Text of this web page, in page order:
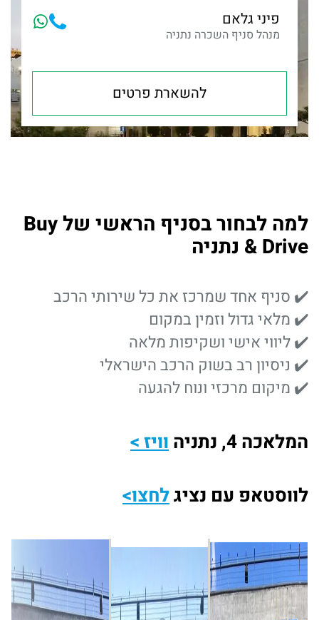
פיני גלאם
מנהל סניף השכרה נתניה
להשארת פרטים
למה לבחור בסניף הראשי של Buy
& Drive נתניה
✔️ סניף אחד שמרכז את כל שירותי הרכב
✔️ מלאי גדול וזמין במקום
✔️ ליווי אישי ושקיפות מלאה
✔️ ניסיון רב בשוק הרכב הישראלי
✔️ מיקום מרכזי ונוח להגעה
המלאכה 4, נתניה
וויז >
לווסטאפ עם נציגלחצו>